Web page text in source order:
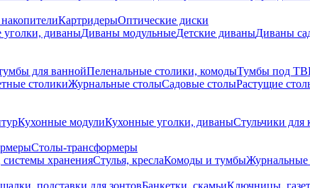
КартридерыОптические диски
уголки, диваныДиваны модульныеДетские диваныДиваны
для ваннойПеленальные столики, комодыТумбы под ТВ
столикиЖурнальные столыСадовые столыРастущие
Кухонные модулиКухонные уголки, диваныСтульчики для
Столы-трансформеры
храненияСтулья, креслаКомоды и тумбыЖурнальные
подставки для зонтовБанкетки, скамьиКлючницы,